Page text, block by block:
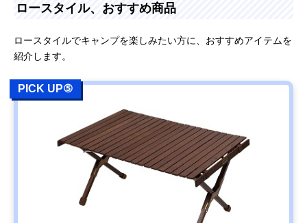
ロースタイル、おすすめ商品
ロースタイルでキャンプを楽しみたい方に、おすすめアイテムを
紹介します。
PICK UP⑤